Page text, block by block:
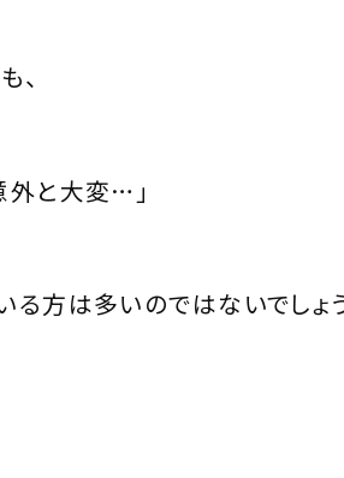
、
外と大変…」
る方は多いのではないでしょ